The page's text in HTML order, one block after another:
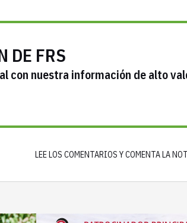
DE FRS
con nuestra información de alto
LEE LOS COMENTARIOS Y COMENTA LA